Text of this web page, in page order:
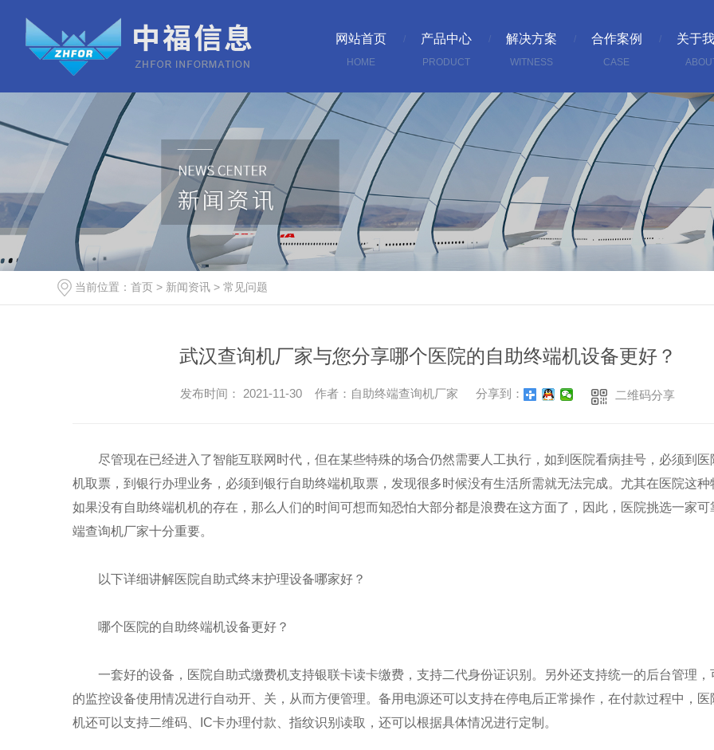
网站首页
HOME
产品中心
PRODUCT
解决方案
WITNESS
合作案例
CASE
关于
当前位置： 首页 > 新闻资讯 > 常见问题
武汉查询机厂家与您分享哪个医院的自助终端机设备更好？
发布时间： 2021-11-30 作者：自助终端查询机厂家 分享到： 二维码分享
尽管现在已经进入了智能互联网时代，但在某些特殊的场合仍然需要人工执行，如到医院看病挂号，必须到医
机取票，到银行办理业务，必须到银行自助终端机取票，发现很多时候没有生活所需就无法完成。尤其在医院这种
如果没有自助终端机机的存在，那么人们的时间可想而知恐怕大部分都是浪费在这方面了，因此，医院挑选一家可
端查询机厂家十分重要。
以下详细讲解医院自助式终末护理设备哪家好？
哪个医院的自助终端机设备更好？
一套好的设备，医院自助式缴费机支持银联卡读卡缴费，支持二代身份证识别。另外还支持统一的后台管理，
的监控设备使用情况进行自动开、关，从而方便管理。备用电源还可以支持在停电后正常操作，在付款过程中，医
机还可以支持二维码、IC卡办理付款、指纹识别读取，还可以根据具体情况进行定制。